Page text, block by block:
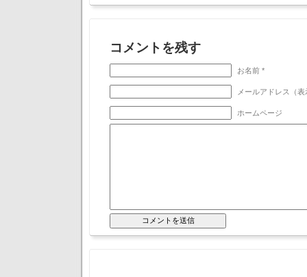
コメントを残す
お名前 *
メールアドレス（
ホームページ